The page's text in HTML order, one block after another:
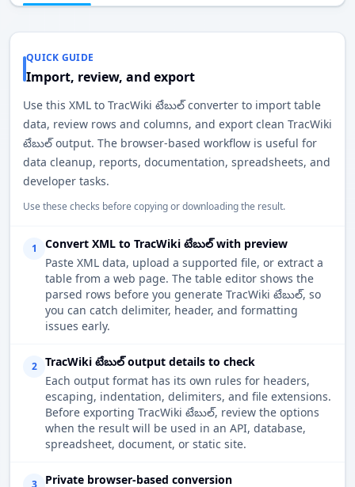
QUICK GUIDE
Import, review, and export
Use this XML to TracWiki టేబుల్ converter to import table
data, review rows and columns, and export clean TracWiki
టేబుల్ output. The browser-based workflow is useful for
data cleanup, reports, documentation, spreadsheets, and
developer tasks.
Use these checks before copying or downloading the result.
1
Convert XML to TracWiki టేబుల్ with preview
Paste XML data, upload a supported file, or extract a
table from a web page. The table editor shows the
parsed rows before you generate TracWiki టేబుల్, so
you can catch delimiter, header, and formatting
issues early.
2
TracWiki టేబుల్ output details to check
Each output format has its own rules for headers,
escaping, indentation, delimiters, and file extensions.
Before exporting TracWiki టేబుల్, review the options
when the result will be used in an API, database,
spreadsheet, document, or static site.
Private browser-based conversion